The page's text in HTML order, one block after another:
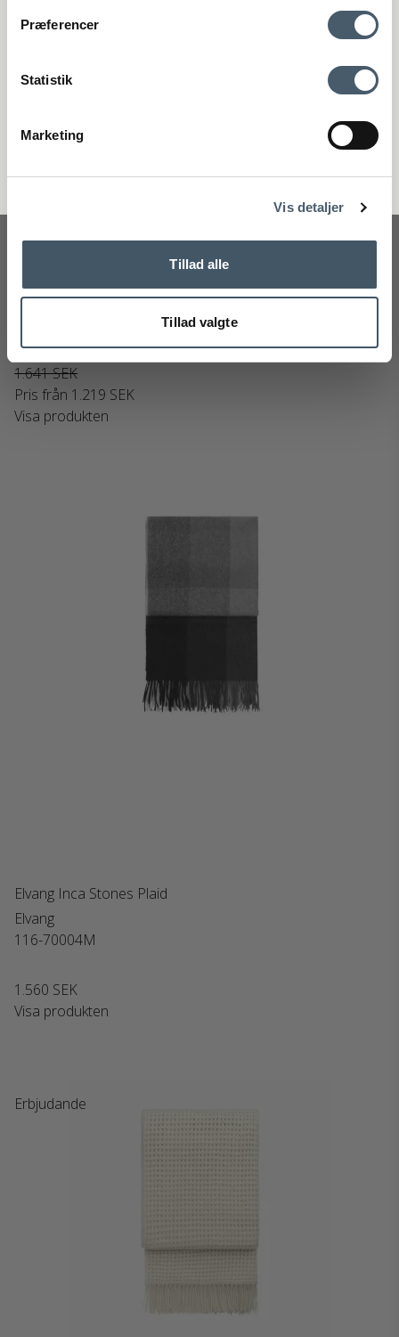
Præferencer
Statistik
Marketing
Vis detaljer
Tillad alle
Tillad valgte
Elvang
1.641 SEK
Pris från 1.219 SEK
Visa produkten
Elvang Inca Stones Plaid
Elvang
116-70004M
1.560 SEK
Visa produkten
Erbjudande
Genom att anmäla dig till vårt nyhetsbrev godkänner du att få vårt
Nej tack